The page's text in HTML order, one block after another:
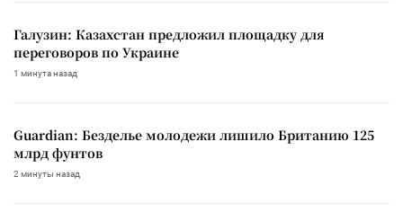
Галузин: Казахстан предложил площадку для
переговоров по Украине
1 минута назад
Guardian: Безделье молодежи лишило Британию 125
млрд фунтов
2 минуты назад